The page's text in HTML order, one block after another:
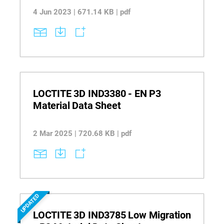
4 Jun 2023 | 671.14 KB | pdf
LOCTITE 3D IND3380 - EN P3
Material Data Sheet
2 Mar 2025 | 720.68 KB | pdf
UPDATED
LOCTITE 3D IND3785 Low Migration